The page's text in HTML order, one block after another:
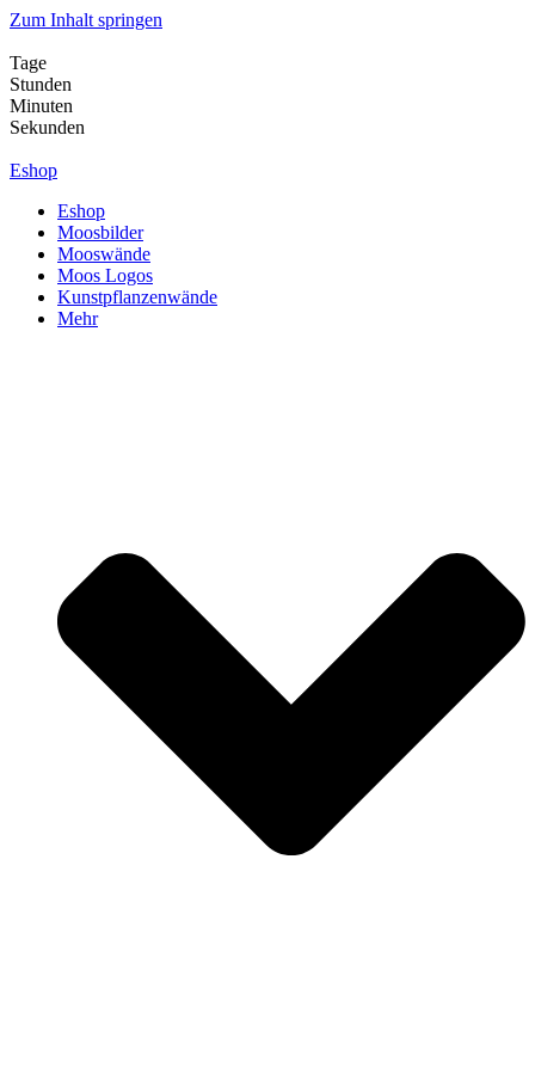
Zum Inhalt springen
Tage
Stunden
Minuten
Sekunden
Eshop
Eshop
Moosbilder
Mooswände
Moos Logos
Kunstpflanzenwände
Mehr